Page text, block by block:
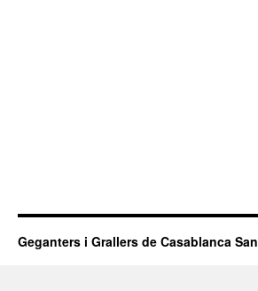
Geganters i Grallers de Casablanca